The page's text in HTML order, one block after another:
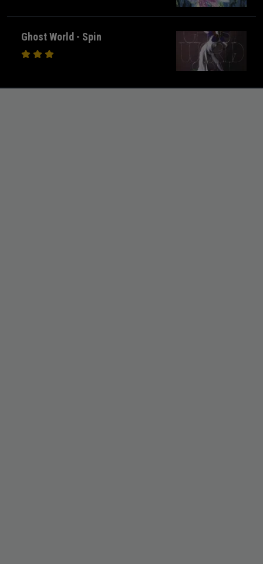
Ghost World - Spin